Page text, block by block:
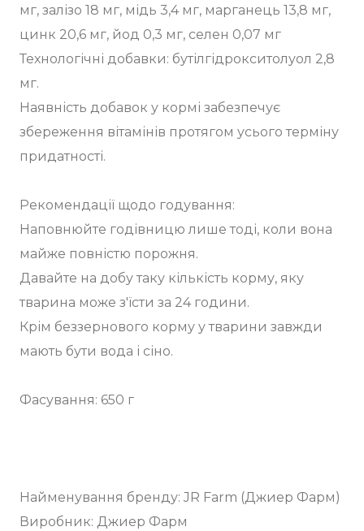
мг, залізо 18 мг, мідь 3,4 мг, марганець 13,8 мг,
цинк 20,6 мг, йод 0,3 мг, селен 0,07 мг
Технологічні добавки: бутілгідрокситолуол 2,8
мг.
Наявність добавок у кормі забезпечує
збереження вітамінів протягом усього терміну
придатності.
Рекомендації щодо годування:
Наповнюйте годівницю лише тоді, коли вона
майже повністю порожня.
Давайте на добу таку кількість корму, яку
тварина може з'їсти за 24 години.
Крім беззернового корму у тварини завжди
мають бути вода і сіно.
Фасування: 650 г
Найменування бренду: JR Farm (Джиер Фарм)
Виробник: Джиер Фарм